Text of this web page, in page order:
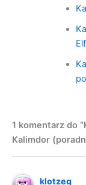
1 komentarz do
Kalimdor
klotzeg